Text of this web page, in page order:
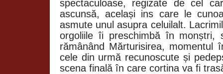
spectaculoase, regizate de cel
ascunsă, același ins care le
asmute unul asupra celuilalt.
orgoliile îi preschimbă în monștri,
rămânând Mărturisirea,
cele din urmă recunoscute și
scena finală în care cortina va fi